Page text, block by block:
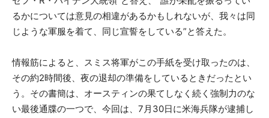
るかについては意見の相違があるかもしれないが、我々は同
じような軍服を着て、同じ宣誓をしている”と答えた。
情報筋によると、スミス将軍がこの手紙を受け取ったのは、
その約2時間後、夜の退却の準備をしているときだったとい
う。その書簡は、オースティンの果てしなく続く強制力のな
い最後通牒の一つで、今回は、7月30日に米海兵隊が逮捕し